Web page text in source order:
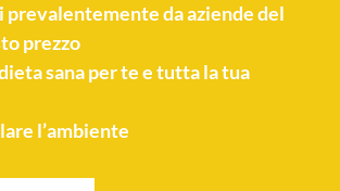
da aziende del
prezzo
sanaper te e tutta la tua
l’ambiente